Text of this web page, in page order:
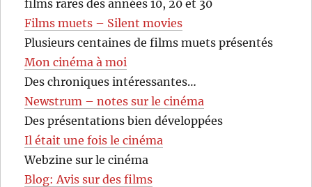
films rares des années 10, 20 et 30
Films muets – Silent movies
Plusieurs centaines de films muets présentés
Mon cinéma à moi
Des chroniques intéressantes…
Newstrum – notes sur le cinéma
Des présentations bien développées
Il était une fois le cinéma
Webzine sur le cinéma
Blog: Avis sur des films